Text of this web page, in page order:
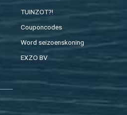
TUIN­ZOT?!
Cou­pon­co­des
Word sei­zoens­ko­ning
EXZO BV